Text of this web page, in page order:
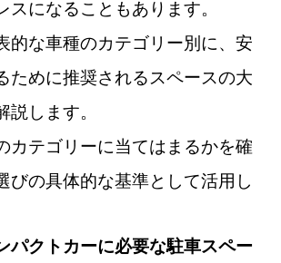
スになることもあります。
的な車種のカテゴリー別に、安
ために推奨されるスペースの大
説します。
カテゴリーに当てはまるかを確
びの具体的な基準として活用し
パクトカーに必要な駐車スペー